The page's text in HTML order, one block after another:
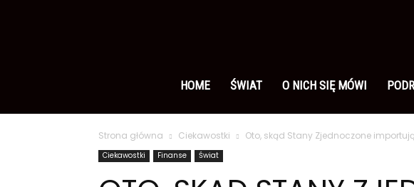
polsku
HOME ŚWIAT O NICH SIĘ MÓWI
Strona główna Ciekawostki Oto, skąd Stany Zjednoczone
Ciekawostki Finanse Świat